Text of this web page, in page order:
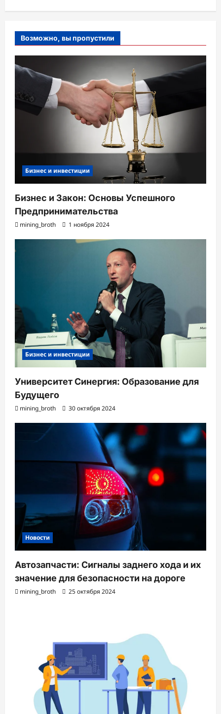
Возможно, вы пропустили
Бизнес и инвестиции
Бизнес и Закон: Основы Успешного
Предпринимательства
mining_broth 1 ноября 2024
Бизнес и инвестиции
Университет Синергия: Образование для
Будущего
mining_broth 30 октября 2024
Новости
Автозапчасти: Сигналы заднего хода и их
значение для безопасности на дороге
mining_broth 25 октября 2024